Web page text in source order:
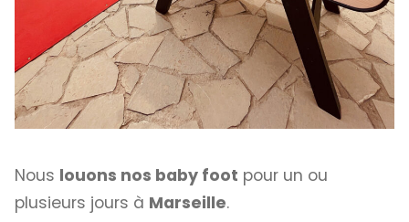
Nous louons nos baby foot pour un ou
plusieurs jours à Marseille.